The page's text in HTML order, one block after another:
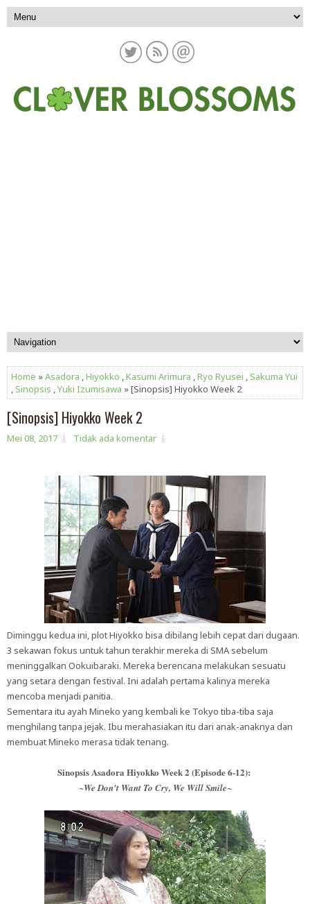
Home »Asadora ,Hiyokko ,Kasumi Arimura ,Ryo Ryusei , Sakuma Yui
, Sinopsis ,Yuki Izumisawa » [Sinopsis] Hiyokko Week 2
[Sinopsis] Hiyokko Week 2
Mei 08, 2017 Tidak ada komentar
Diminggu kedua ini, plot Hiyokko bisa dibilang lebih cepat dari dugaan.
3 sekawan fokus untuk tahun terakhir mereka di SMA sebelum
meninggalkan Ookuibaraki. Mereka berencana melakukan sesuatu
yang setara dengan festival. Ini adalah pertama kalinya mereka
mencoba menjadi panitia.
Sementara itu ayah Mineko yang kembali ke Tokyo tiba-tiba saja
menghilang tanpa jejak. Ibu merahasiakan itu dari anak-anaknya dan
membuat Mineko merasa tidak tenang.
Sinopsis Asadora Hiyokko Week 2 (Episode 6-12):
~We Don't Want To Cry, We Will Smile~